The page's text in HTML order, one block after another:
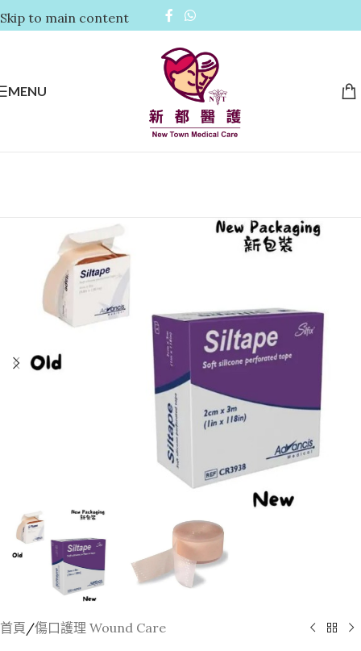
Skip to main content
MENU
首頁 /傷口護理 Wound Care